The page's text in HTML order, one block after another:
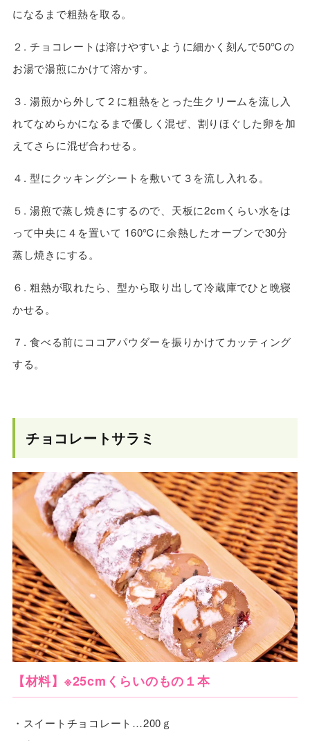
になるまで粗熱を取る。
２. チョコレートは溶けやすいように細かく刻んで50℃の
お湯で湯煎にかけて溶かす。
３. 湯煎から外して２に粗熱をとった生クリームを流し入
れてなめらかになるまで優しく混ぜ、割りほぐした卵を加
えてさらに混ぜ合わせる。
４. 型にクッキングシートを敷いて３を流し入れる。
５. 湯煎で蒸し焼きにするので、天板に2cmくらい水をは
って中央に４を置いて 160℃に余熱したオーブンで30分
蒸し焼きにする。
６. 粗熱が取れたら、型から取り出して冷蔵庫でひと晩寝
かせる。
７. 食べる前にココアパウダーを振りかけてカッティング
する。
チョコレートサラミ
【材料】※25cmくらいのもの１本
・スイートチョコレート…200ｇ